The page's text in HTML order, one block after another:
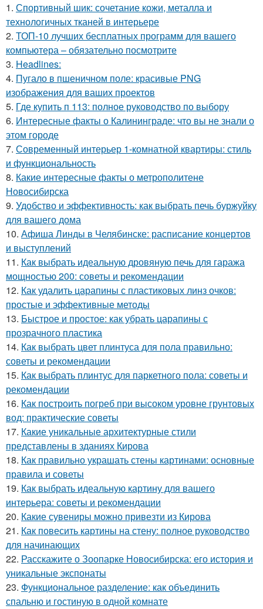
1. Спортивный шик: сочетание кожи, металла и
технологичных тканей в интерьере
2. ТОП-10 лучших бесплатных программ для вашего
компьютера – обязательно посмотрите
3. Headlines:
4. Пугало в пшеничном поле: красивые PNG
изображения для ваших проектов
5. Где купить п 113: полное руководство по выбору
6. Интересные факты о Калининграде: что вы не знали о
этом городе
7. Современный интерьер 1-комнатной квартиры: стиль
и функциональность
8. Какие интересные факты о метрополитене
Новосибирска
9. Удобство и эффективность: как выбрать печь буржуйку
для вашего дома
10. Афиша Линды в Челябинске: расписание концертов
и выступлений
11. Как выбрать идеальную дровяную печь для гаража
мощностью 200: советы и рекомендации
12. Как удалить царапины с пластиковых линз очков:
простые и эффективные методы
13. Быстрое и простое: как убрать царапины с
прозрачного пластика
14. Как выбрать цвет плинтуса для пола правильно:
советы и рекомендации
15. Как выбрать плинтус для паркетного пола: советы и
рекомендации
16. Как построить погреб при высоком уровне грунтовых
вод: практические советы
17. Какие уникальные архитектурные стили
представлены в зданиях Кирова
18. Как правильно украшать стены картинами: основные
правила и советы
19. Как выбрать идеальную картину для вашего
интерьера: советы и рекомендации
20. Какие сувениры можно привезти из Кирова
21. Как повесить картины на стену: полное руководство
для начинающих
22. Расскажите о Зоопарке Новосибирска: его история и
уникальные экспонаты
23. Функциональное разделение: как объединить
спальню и гостиную в одной комнате